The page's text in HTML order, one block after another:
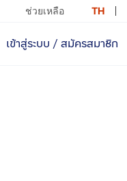
ช่วยเหลือ TH
เข้าสู่ระบบ / สมัครสมาชิก